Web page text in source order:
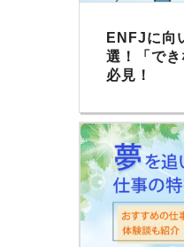
ENFJに向
選！「で
必見！